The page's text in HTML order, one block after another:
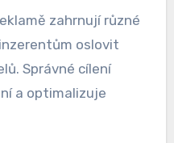
zahrnují různé
oslovit
Správné cílení
a optimalizuje